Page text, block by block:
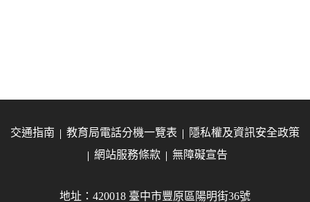
交通指南 教育局電話分機一覽表
隱私權及資訊安全政策
網站服務條款
無障礙宣告
地址：420018 臺中市豐原區陽明街36號